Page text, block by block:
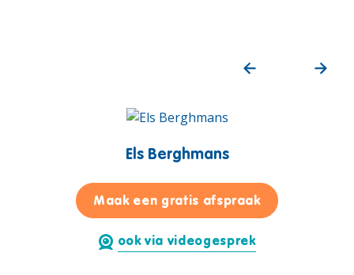
Els Berghmans
Maak een gratis afspraakvoor Els
ook via videogesprek